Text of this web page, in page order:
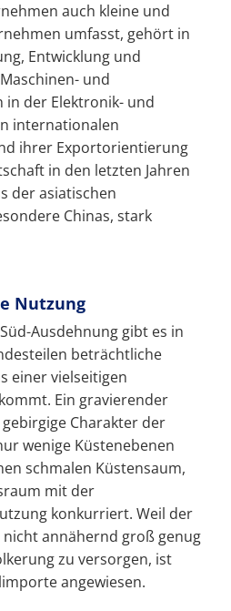
auch kleine und
umfasst, gehört in
Entwicklung und
und
in der Elektronik- und
internationalen
ihrer Exportorientierung
in den letzten Jahren
der asiatischen
Chinas, stark
Nutzung
Ausdehnung gibt es in
beträchtliche
einer vielseitigen
Ein gravierender
Charakter der
wenige Küstenebenen
schmalen Küstensaum,
mit der
konkurriert. Weil der
nicht annähernd groß genug
zu versorgen, ist
angewiesen.